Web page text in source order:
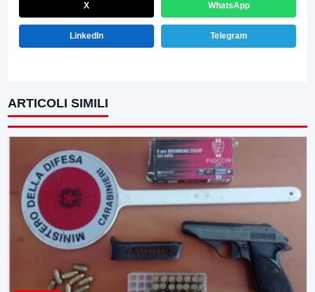
X WhatsApp
LinkedIn Telegram
ARTICOLI SIMILI